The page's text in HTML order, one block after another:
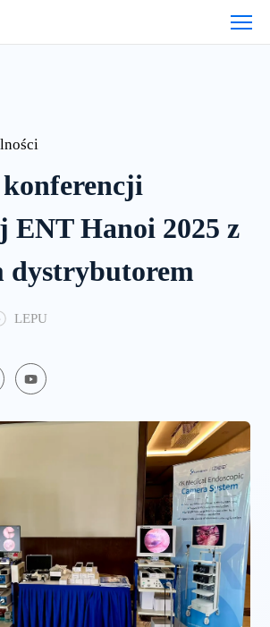
konferencji
ENT Hanoi 2025 z
dystrybutorem
LEPU